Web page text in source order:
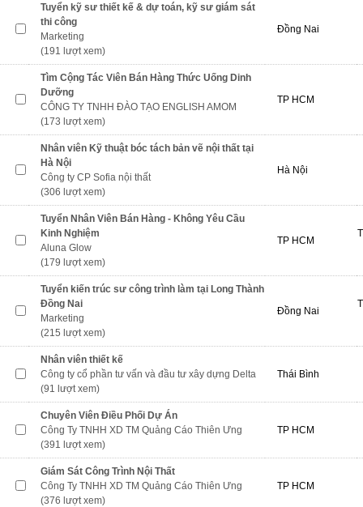
Tuyển kỹ sư thiết kế & dự toán, kỹ sư giám sát
thi công
Marketing
(191 lượt xem)
Đồng Nai
Tìm Cộng Tác Viên Bán Hàng Thức Uống Dinh
Dưỡng
CÔNG TY TNHH ĐÀO TẠO ENGLISH AMOM
(173 lượt xem)
TP HCM
Nhân viên Kỹ thuật bóc tách bản vẽ nội thất tại
Hà Nội
Công ty CP Sofia nội thất
(306 lượt xem)
Hà Nội
Tuyển Nhân Viên Bán Hàng - Không Yêu Cầu
Kinh Nghiệm
Aluna Glow
(179 lượt xem)
TP HCM
Tuyển kiến trúc sư công trình làm tại Long Thành
Đồng Nai
Marketing
(215 lượt xem)
Đồng Nai
Nhân viên thiết kế
Công ty cổ phần tư vấn và đầu tư xây dựng Delta
(91 lượt xem)
Thái Bình
Chuyên Viên Điều Phối Dự Án
Công Ty TNHH XD TM Quảng Cáo Thiên Ưng
(391 lượt xem)
TP HCM
Giám Sát Công Trình Nội Thất
Công Ty TNHH XD TM Quảng Cáo Thiên Ưng
(376 lượt xem)
TP HCM